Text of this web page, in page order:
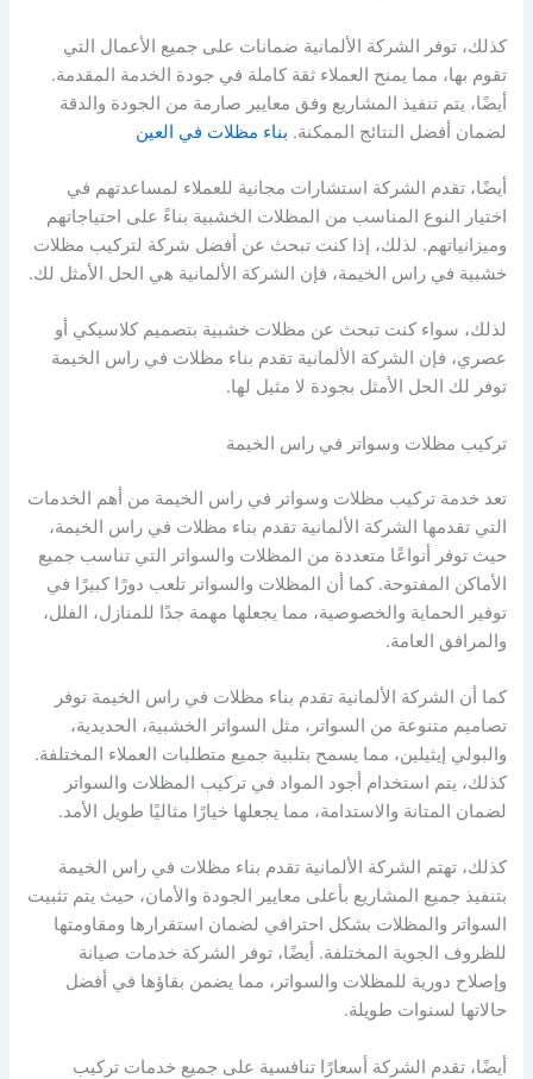
كذلك، توفر الشركة الألمانية ضمانات على جميع الأعمال التي
تقوم بها، مما يمنح العملاء ثقة كاملة في جودة الخدمة المقدمة.
أيضًا، يتم تنفيذ المشاريع وفق معايير صارمة من الجودة والدقة
لضمان أفضل النتائج الممكنة. بناء مظلات في العين
أيضًا، تقدم الشركة استشارات مجانية للعملاء لمساعدتهم في
اختيار النوع المناسب من المظلات الخشبية بناءً على احتياجاتهم
وميزانياتهم. لذلك، إذا كنت تبحث عن أفضل شركة لتركيب مظلات
خشبية في راس الخيمة، فإن الشركة الألمانية هي الحل الأمثل لك.
لذلك، سواء كنت تبحث عن مظلات خشبية بتصميم كلاسيكي أو
عصري، فإن الشركة الألمانية تقدم بناء مظلات في راس الخيمة
توفر لك الحل الأمثل بجودة لا مثيل لها.
تركيب مظلات وسواتر في راس الخيمة
تعد خدمة تركيب مظلات وسواتر في راس الخيمة من أهم الخدمات
التي تقدمها الشركة الألمانية تقدم بناء مظلات في راس الخيمة،
حيث توفر أنواعًا متعددة من المظلات والسواتر التي تناسب جميع
الأماكن المفتوحة. كما أن المظلات والسواتر تلعب دورًا كبيرًا في
توفير الحماية والخصوصية، مما يجعلها مهمة جدًا للمنازل، الفلل،
والمرافق العامة.
كما أن الشركة الألمانية تقدم بناء مظلات في راس الخيمة توفر
تصاميم متنوعة من السواتر، مثل السواتر الخشبية، الحديدية،
والبولي إيثيلين، مما يسمح بتلبية جميع متطلبات العملاء المختلفة.
كذلك، يتم استخدام أجود المواد في تركيب المظلات والسواتر
لضمان المتانة والاستدامة، مما يجعلها خيارًا مثاليًا طويل الأمد.
كذلك، تهتم الشركة الألمانية تقدم بناء مظلات في راس الخيمة
بتنفيذ جميع المشاريع بأعلى معايير الجودة والأمان، حيث يتم تثبيت
السواتر والمظلات بشكل احترافي لضمان استقرارها ومقاومتها
للظروف الجوية المختلفة. أيضًا، توفر الشركة خدمات صيانة
وإصلاح دورية للمظلات والسواتر، مما يضمن بقاؤها في أفضل
حالاتها لسنوات طويلة.
أيضًا، تقدم الشركة أسعارًا تنافسية على جميع خدمات تركيب